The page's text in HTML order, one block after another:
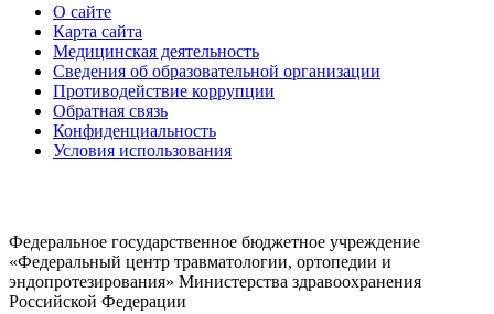
О сайте
Карта сайта
Медицинская деятельность
Сведения об образовательной организации
Противодействие коррупции
Обратная связь
Конфиденциальность
Условия использования
Федеральное государственное бюджетное учреждение
«Федеральный центр травматологии, ортопедии и
эндопротезирования» Министерства здравоохранения
Российской Федерации